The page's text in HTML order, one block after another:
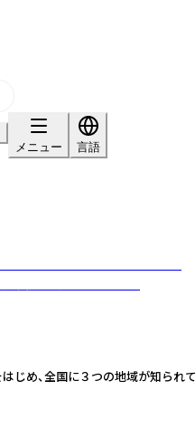
メニュー
言語
全国に３つの地域が知